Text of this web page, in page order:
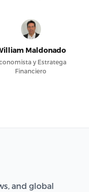
Maldonado
y Estratega
Financiero
and global